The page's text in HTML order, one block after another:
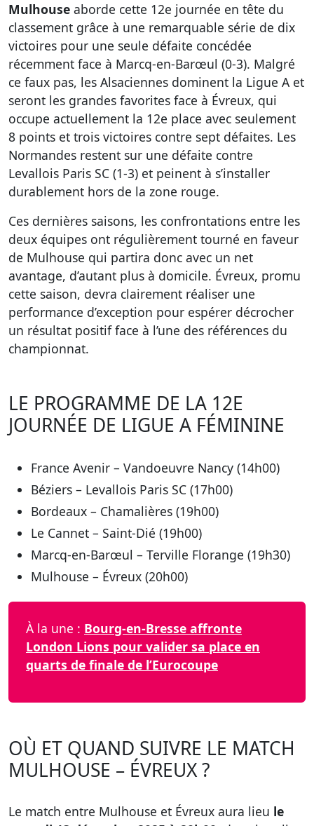
Mulhouse aborde cette 12e journée en tête du
classement grâce à une remarquable série de dix
victoires pour une seule défaite concédée
récemment face à Marcq-en-Barœul (0-3). Malgré
ce faux pas, les Alsaciennes dominent la Ligue A et
seront les grandes favorites face à Évreux, qui
occupe actuellement la 12e place avec seulement
8 points et trois victoires contre sept défaites. Les
Normandes restent sur une défaite contre
Levallois Paris SC (1-3) et peinent à s’installer
durablement hors de la zone rouge.
Ces dernières saisons, les confrontations entre les
deux équipes ont régulièrement tourné en faveur
de Mulhouse qui partira donc avec un net
avantage, d’autant plus à domicile. Évreux, promu
cette saison, devra clairement réaliser une
performance d’exception pour espérer décrocher
un résultat positif face à l’une des références du
championnat.
LE PROGRAMME DE LA 12E
JOURNÉE DE LIGUE A FÉMININE
France Avenir – Vandoeuvre Nancy (14h00)
Béziers – Levallois Paris SC (17h00)
Bordeaux – Chamalières (19h00)
Le Cannet – Saint-Dié (19h00)
Marcq-en-Barœul – Terville Florange (19h30)
Mulhouse – Évreux (20h00)
À la une : Bourg-en-Bresse affronte
London Lions pour valider sa place en
quarts de finale de l’Eurocoupe
OÙ ET QUAND SUIVRE LE MATCH
MULHOUSE – ÉVREUX ?
Le match entre Mulhouse et Évreux aura lieu le